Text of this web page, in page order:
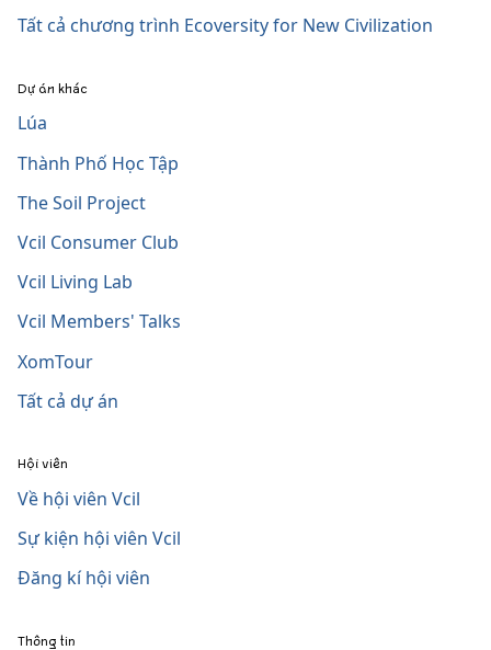
Tất cả chương trình Ecoversity for New Civilization
Dự án khác
Lúa
Thành Phố Học Tập
The Soil Project
Vcil Consumer Club
Vcil Living Lab
Vcil Members' Talks
XomTour
Tất cả dự án
Hội viên
Về hội viên Vcil
Sự kiện hội viên Vcil
Đăng kí hội viên
Thông tin